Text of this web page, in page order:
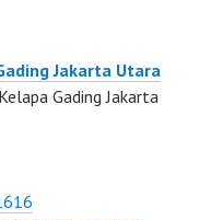
Jakarta Utara
Gading Jakarta